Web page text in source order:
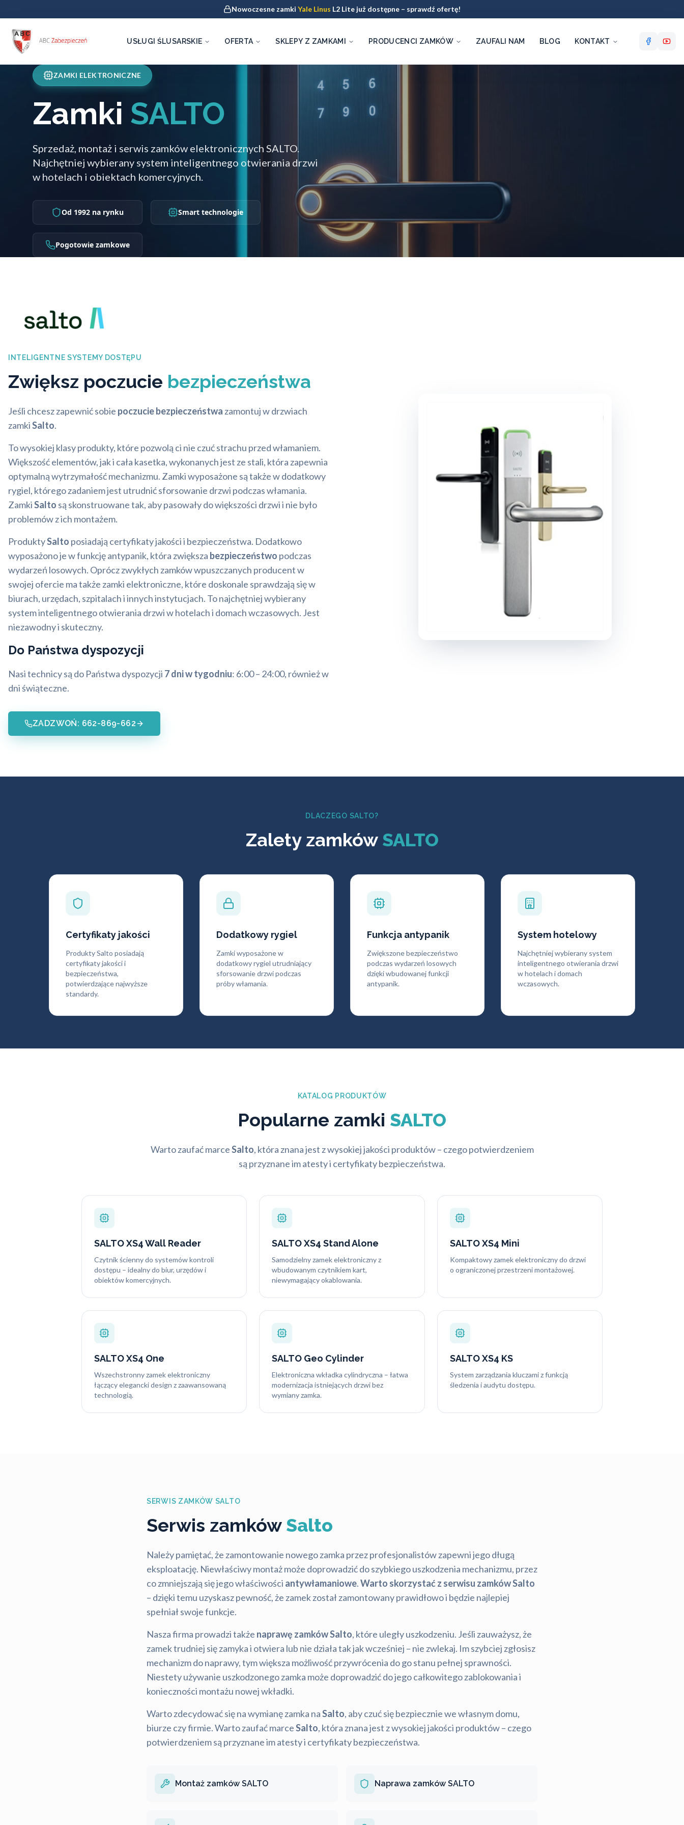
Nowoczesne zamki Yale Linus L2 Lite już dostępne – sprawdź ofertę!
USŁUGI ŚLUSARSKIE OFERTA SKLEPY Z ZAMKAMI PRODUCENCI ZAMKÓW ZAUFALI NAM BLOG KONTAKT
ZAMKI ELEKTRONICZNE
Zamki SALTO
Sprzedaż, montaż i serwis zamków elektronicznych SALTO.
Najchętniej wybierany system inteligentnego otwierania drzwi
w hotelach i obiektach komercyjnych.
Od 1992 na rynku Smart technologie
Pogotowie zamkowe
INTELIGENTNE SYSTEMY DOSTĘPU
Zwiększ poczucie bezpieczeństwa
Jeśli chcesz zapewnić sobie poczucie bezpieczeństwa zamontuj w drzwiach
zamkiSalto.
To wysokiej klasy produkty, które pozwolą ci nie czuć strachu przed włamaniem.
Większość elementów, jak i cała kasetka, wykonanych jest ze stali, która zapewnia
optymalną wytrzymałość mechanizmu. Zamki wyposażone są także w dodatkowy
rygiel, którego zadaniem jest utrudnić sforsowanie drzwi podczas włamania.
ZamkiSalto są skonstruowane tak, aby pasowały do większości drzwi i nie było
problemów z ich montażem.
ProduktySalto posiadają certyfikaty jakości i bezpieczeństwa. Dodatkowo
wyposażono je w funkcję antypanik, która zwiększa bezpieczeństwo podczas
wydarzeń losowych. Oprócz zwykłych zamków wpuszczanych producent w
swojej ofercie ma także zamki elektroniczne, które doskonale sprawdzają się w
biurach, urzędach, szpitalach i innych instytucjach. To najchętniej wybierany
system inteligentnego otwierania drzwi w hotelach i domach wczasowych. Jest
niezawodny i skuteczny.
Do Państwa dyspozycji
Nasi technicy są do Państwa dyspozycji 7 dni w tygodniu: 6:00 – 24:00, również w
dni świąteczne.
ZADZWOŃ: 662-869-662
DLACZEGO SALTO?
Zalety zamków SALTO
Certyfikaty jakości
Produkty Salto posiadają
certyfikaty jakości i
bezpieczeństwa,
potwierdzające najwyższe
standardy.
Dodatkowy rygiel
Zamki wyposażone w
dodatkowy rygiel utrudniający
sforsowanie drzwi podczas
próby włamania.
Funkcja antypanik
Zwiększone bezpieczeństwo
podczas wydarzeń losowych
dzięki wbudowanej funkcji
antypanik.
System hotelowy
Najchętniej wybierany system
inteligentnego otwierania drzwi
w hotelach i domach
wczasowych.
KATALOG PRODUKTÓW
Popularne zamki SALTO
Warto zaufać marceSalto, która znana jest z wysokiej jakości produktów – czego potwierdzeniem
są przyznane im atesty i certyfikaty bezpieczeństwa.
SALTO XS4 Wall Reader
Czytnik ścienny do systemów kontroli
dostępu – idealny do biur, urzędów i
obiektów komercyjnych.
SALTO XS4 Stand Alone
Samodzielny zamek elektroniczny z
wbudowanym czytnikiem kart,
niewymagający okablowania.
SALTO XS4 Mini
Kompaktowy zamek elektroniczny do drzwi
o ograniczonej przestrzeni montażowej.
SALTO XS4 One
Wszechstronny zamek elektroniczny
łączący elegancki design z zaawansowaną
technologią.
SALTO Geo Cylinder
Elektroniczna wkładka cylindryczna – łatwa
modernizacja istniejących drzwi bez
wymiany zamka.
SALTO XS4 KS
System zarządzania kluczami z funkcją
śledzenia i audytu dostępu.
SERWIS ZAMKÓW SALTO
Serwis zamków Salto
Należy pamiętać, że zamontowanie nowego zamka przez profesjonalistów zapewni jego długą
eksploatację. Niewłaściwy montaż może doprowadzić do szybkiego uszkodzenia mechanizmu, przez
co zmniejszają się jego właściwości antywłamaniowe.Warto skorzystać z serwisu zamków Salto
– dzięki temu uzyskasz pewność, że zamek został zamontowany prawidłowo i będzie najlepiej
spełniał swoje funkcje.
Nasza firma prowadzi także naprawę zamków Salto, które uległy uszkodzeniu. Jeśli zauważysz, że
zamek trudniej się zamyka i otwiera lub nie działa tak jak wcześniej – nie zwlekaj. Im szybciej zgłosisz
mechanizm do naprawy, tym większa możliwość przywrócenia do go stanu pełnej sprawności.
Niestety używanie uszkodzonego zamka może doprowadzić do jego całkowitego zablokowania i
konieczności montażu nowej wkładki.
Warto zdecydować się na wymianę zamka naSalto, aby czuć się bezpiecznie we własnym domu,
biurze czy firmie. Warto zaufać marceSalto, która znana jest z wysokiej jakości produktów – czego
potwierdzeniem są przyznane im atesty i certyfikaty bezpieczeństwa.
Montaż zamków SALTO Naprawa zamków SALTO